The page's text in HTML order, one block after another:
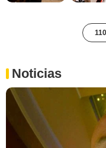
Noticias